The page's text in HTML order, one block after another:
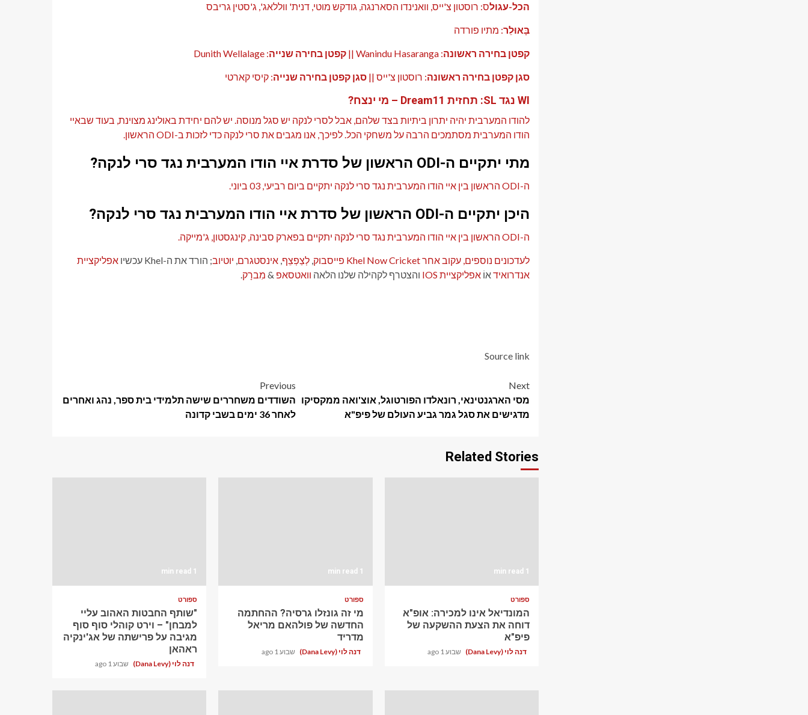
הכל-עגולס: רוסטון צ'ייס, וואנינדו הסארנגה, גודקש מוטי, דנית' ווללאג', ג'סטין גריבס
בָּאוּלֵר: מתיו פורדה
קפטן בחירה ראשונה: Wanindu Hasaranga || קפטן בחירה שנייה: Dunith Wellalage
סגן קפטן בחירה ראשונה: רוסטון צ'ייס || סגן קפטן בחירה שנייה: קיסי קארטי
WI נגד SL: תחזית Dream11 – מי ינצח?
להודו המערבית יהיה יתרון ביתיות בצד שלהם, אבל לסרי לנקה יש סגל מנוסה. יש להם יחידת באולינג מצוינת, בעוד שבאיי
הודו המערבית מסתמכים הרבה על משחקי הכל. לפיכך, אנו מגבים את סרי לנקה כדי לזכות ב-ODI הראשון.
מתי יתקיים ה-ODI הראשון של סדרת איי הודו המערבית נגד סרי לנקה?
ה-ODI הראשון בין איי הודו המערבית נגד סרי לנקה יתקיים ביום רביעי, 03 ביוני.
היכן יתקיים ה-ODI הראשון של סדרת איי הודו המערבית נגד סרי לנקה?
ה-ODI הראשון בין איי הודו המערבית נגד סרי לנקה יתקיים בפארק סבינה, קינגסטון, ג'מייקה.
לעדכונים נוספים, עקוב אחר Khel Now Cricket פייסבוק, לְצַפְצֵף, אינסטגרם, יוטיוב; הורד את ה-Khel עכשיו
אפליקציית
אנדרואידאוֹ אפליקציית IOS והצטרף לקהילה שלנו הלאה וואטסאפ & מִברָק.
Source link
Post
navigation
Previous
השודדים משחררים שישה תלמידי בית ספר, נהג ואחרים
לאחר 36 ימים בשבי קדונה
Next
מסי הארגנטינאי, רונאלדו הפורטוגל, אוצ'ואה ממקסיקו
מדגישים את סגל גמר גביע העולם של פיפ"א
Related Stories
1 min read
ספורט
המונדיאל אינו למכירה: אופ"א
דוחה את הצעת ההשקעה של
פיפ"א
דנה לוי (Dana Levy) שבוע 1 ago
1 min read
ספורט
מי זה גונזלו גרסיה? ההחתמה
החדשה של פולהאם מריאל
מדריד
דנה לוי (Dana Levy) שבוע 1 ago
1 min read
ספורט
"שותף החבטות האהוב עליי
למבחן" – וירט קוהלי סוף סוף
מגיבה על פרישתה של אג'ינקיה
ראהאן
דנה לוי (Dana Levy) שבוע 1 ago